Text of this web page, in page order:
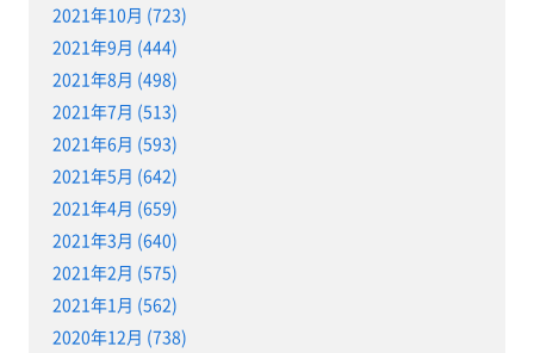
2021年10月 (723)
2021年9月 (444)
2021年8月 (498)
2021年7月 (513)
2021年6月 (593)
2021年5月 (642)
2021年4月 (659)
2021年3月 (640)
2021年2月 (575)
2021年1月 (562)
2020年12月 (738)